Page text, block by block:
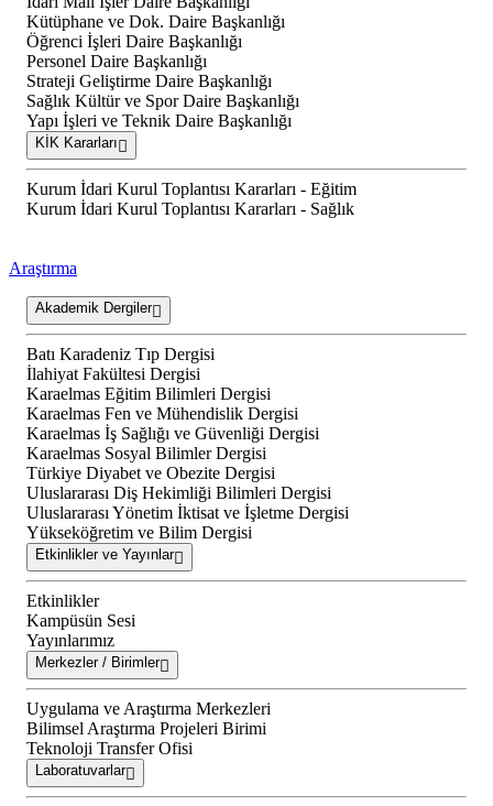
Kütüphane ve Dok. Daire Başkanlığı
Öğrenci İşleri Daire Başkanlığı
Personel Daire Başkanlığı
Strateji Geliştirme Daire Başkanlığı
Sağlık Kültür ve Spor Daire Başkanlığı
Yapı İşleri ve Teknik Daire Başkanlığı
KİK Kararları
Kurum İdari Kurul Toplantısı Kararları - Eğitim
Kurum İdari Kurul Toplantısı Kararları - Sağlık
Araştırma
Akademik Dergiler
Batı Karadeniz Tıp Dergisi
İlahiyat Fakültesi Dergisi
Karaelmas Eğitim Bilimleri Dergisi
Karaelmas Fen ve Mühendislik Dergisi
Karaelmas İş Sağlığı ve Güvenliği Dergisi
Karaelmas Sosyal Bilimler Dergisi
Türkiye Diyabet ve Obezite Dergisi
Uluslararası Diş Hekimliği Bilimleri Dergisi
Uluslararası Yönetim İktisat ve İşletme Dergisi
Yükseköğretim ve Bilim Dergisi
Etkinlikler ve Yayınlar
Etkinlikler
Kampüsün Sesi
Yayınlarımız
Merkezler / Birimler
Uygulama ve Araştırma Merkezleri
Bilimsel Araştırma Projeleri Birimi
Teknoloji Transfer Ofisi
Laboratuvarlar